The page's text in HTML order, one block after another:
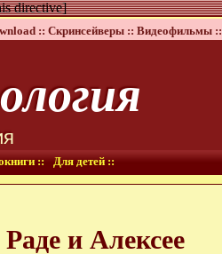
directive]
:: Скринсейверы :: Видеофильмы ::
:: Для детей ::
и Алексее